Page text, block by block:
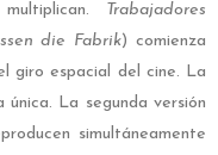
Trabajadores
die Fabrik) comienza
giro espacial del cine. La
La segunda versión
simultáneamente